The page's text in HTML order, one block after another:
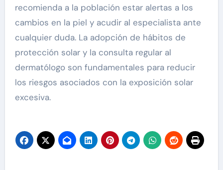
recomienda a la población estar alertas a los
cambios en la piel y acudir al especialista ante
cualquier duda. La adopción de hábitos de
protección solar y la consulta regular al
dermatólogo son fundamentales para reducir
los riesgos asociados con la exposición solar
excesiva.